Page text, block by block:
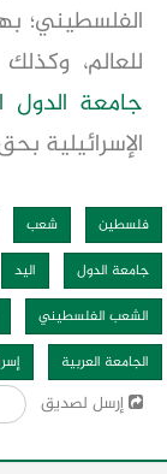
الفلسطيني؛
للعالم،
جامعة الدول
الإسرائيلية
فلسطين شعب
جامعة الدول
اليد
الشعب الفلسطيني
الجامعة العربية
إرسل لصديق